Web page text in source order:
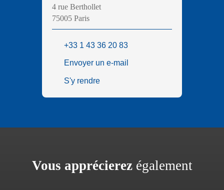
4 rue Berthollet
75005 Paris
+33 1 43 36 20 83
Envoyer un e-mail
S'y rendre
Vous apprécierezégalement